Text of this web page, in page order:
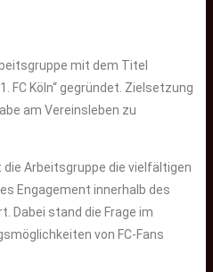
mit dem Titel
FC Köln“ gegründet. Zielsetzung
am Vereinsleben zu
die Arbeitsgruppe die vielfältigen
Engagement innerhalb des
Dabei stand die Frage im
von FC-Fans